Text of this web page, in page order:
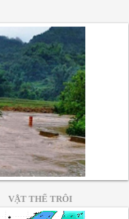
VẬT THỂ TRÔI